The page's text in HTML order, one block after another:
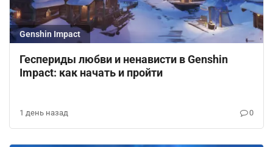
Genshin Impact
Геспериды любви и ненависти в Genshin
Impact: как начать и пройти
1 день назад 0